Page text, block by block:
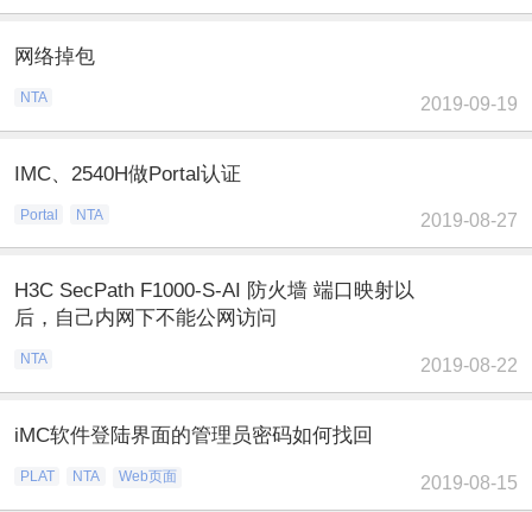
网络掉包
NTA 2019-09-19
IMC、2540H做Portal认证
Portal NTA 2019-08-27
H3C SecPath F1000-S-AI 防火墙 端口映射以
后，自己内网下不能公网访问
NTA 2019-08-22
iMC软件登陆界面的管理员密码如何找回
PLAT NTA Web页面 2019-08-15